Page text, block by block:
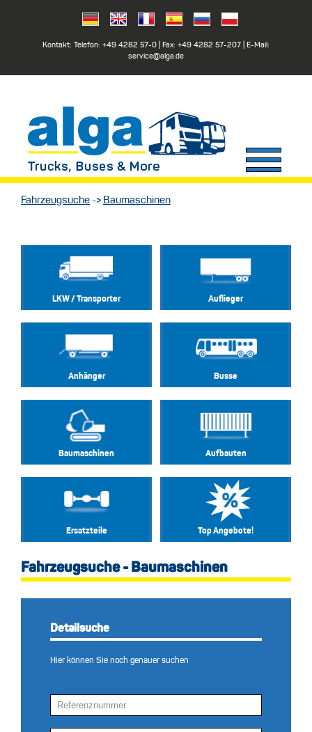
Kontakt: Telefon: +49 4282 57-0 | Fax: +49 4282 57-207 | E-Mail:
service@alga.de
Fahrzeugsuche -> Baumaschinen
LKW / Transporter Auflieger
Anhänger Busse
Baumaschinen Aufbauten
Ersatzteile Top Angebote!
Fahrzeugsuche - Baumaschinen
Detailsuche
Hier können Sie noch genauer suchen